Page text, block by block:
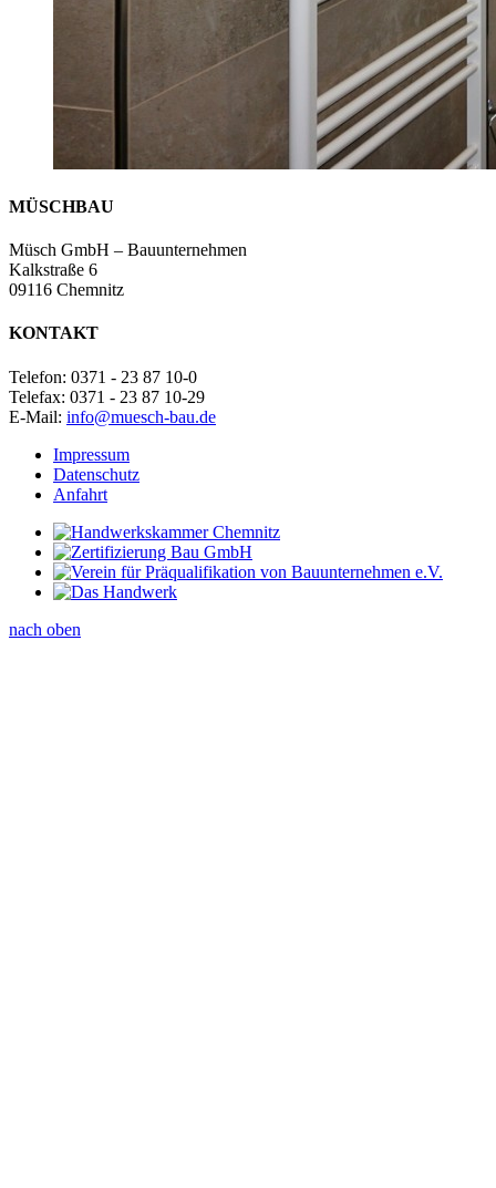
MÜSCHBAU
Müsch GmbH – Bauunternehmen
Kalkstraße 6
09116 Chemnitz
KONTAKT
Telefon: 0371 - 23 87 10-0
Telefax: 0371 - 23 87 10-29
E-Mail: info@muesch-bau.de
Impressum
Datenschutz
Anfahrt
nach oben